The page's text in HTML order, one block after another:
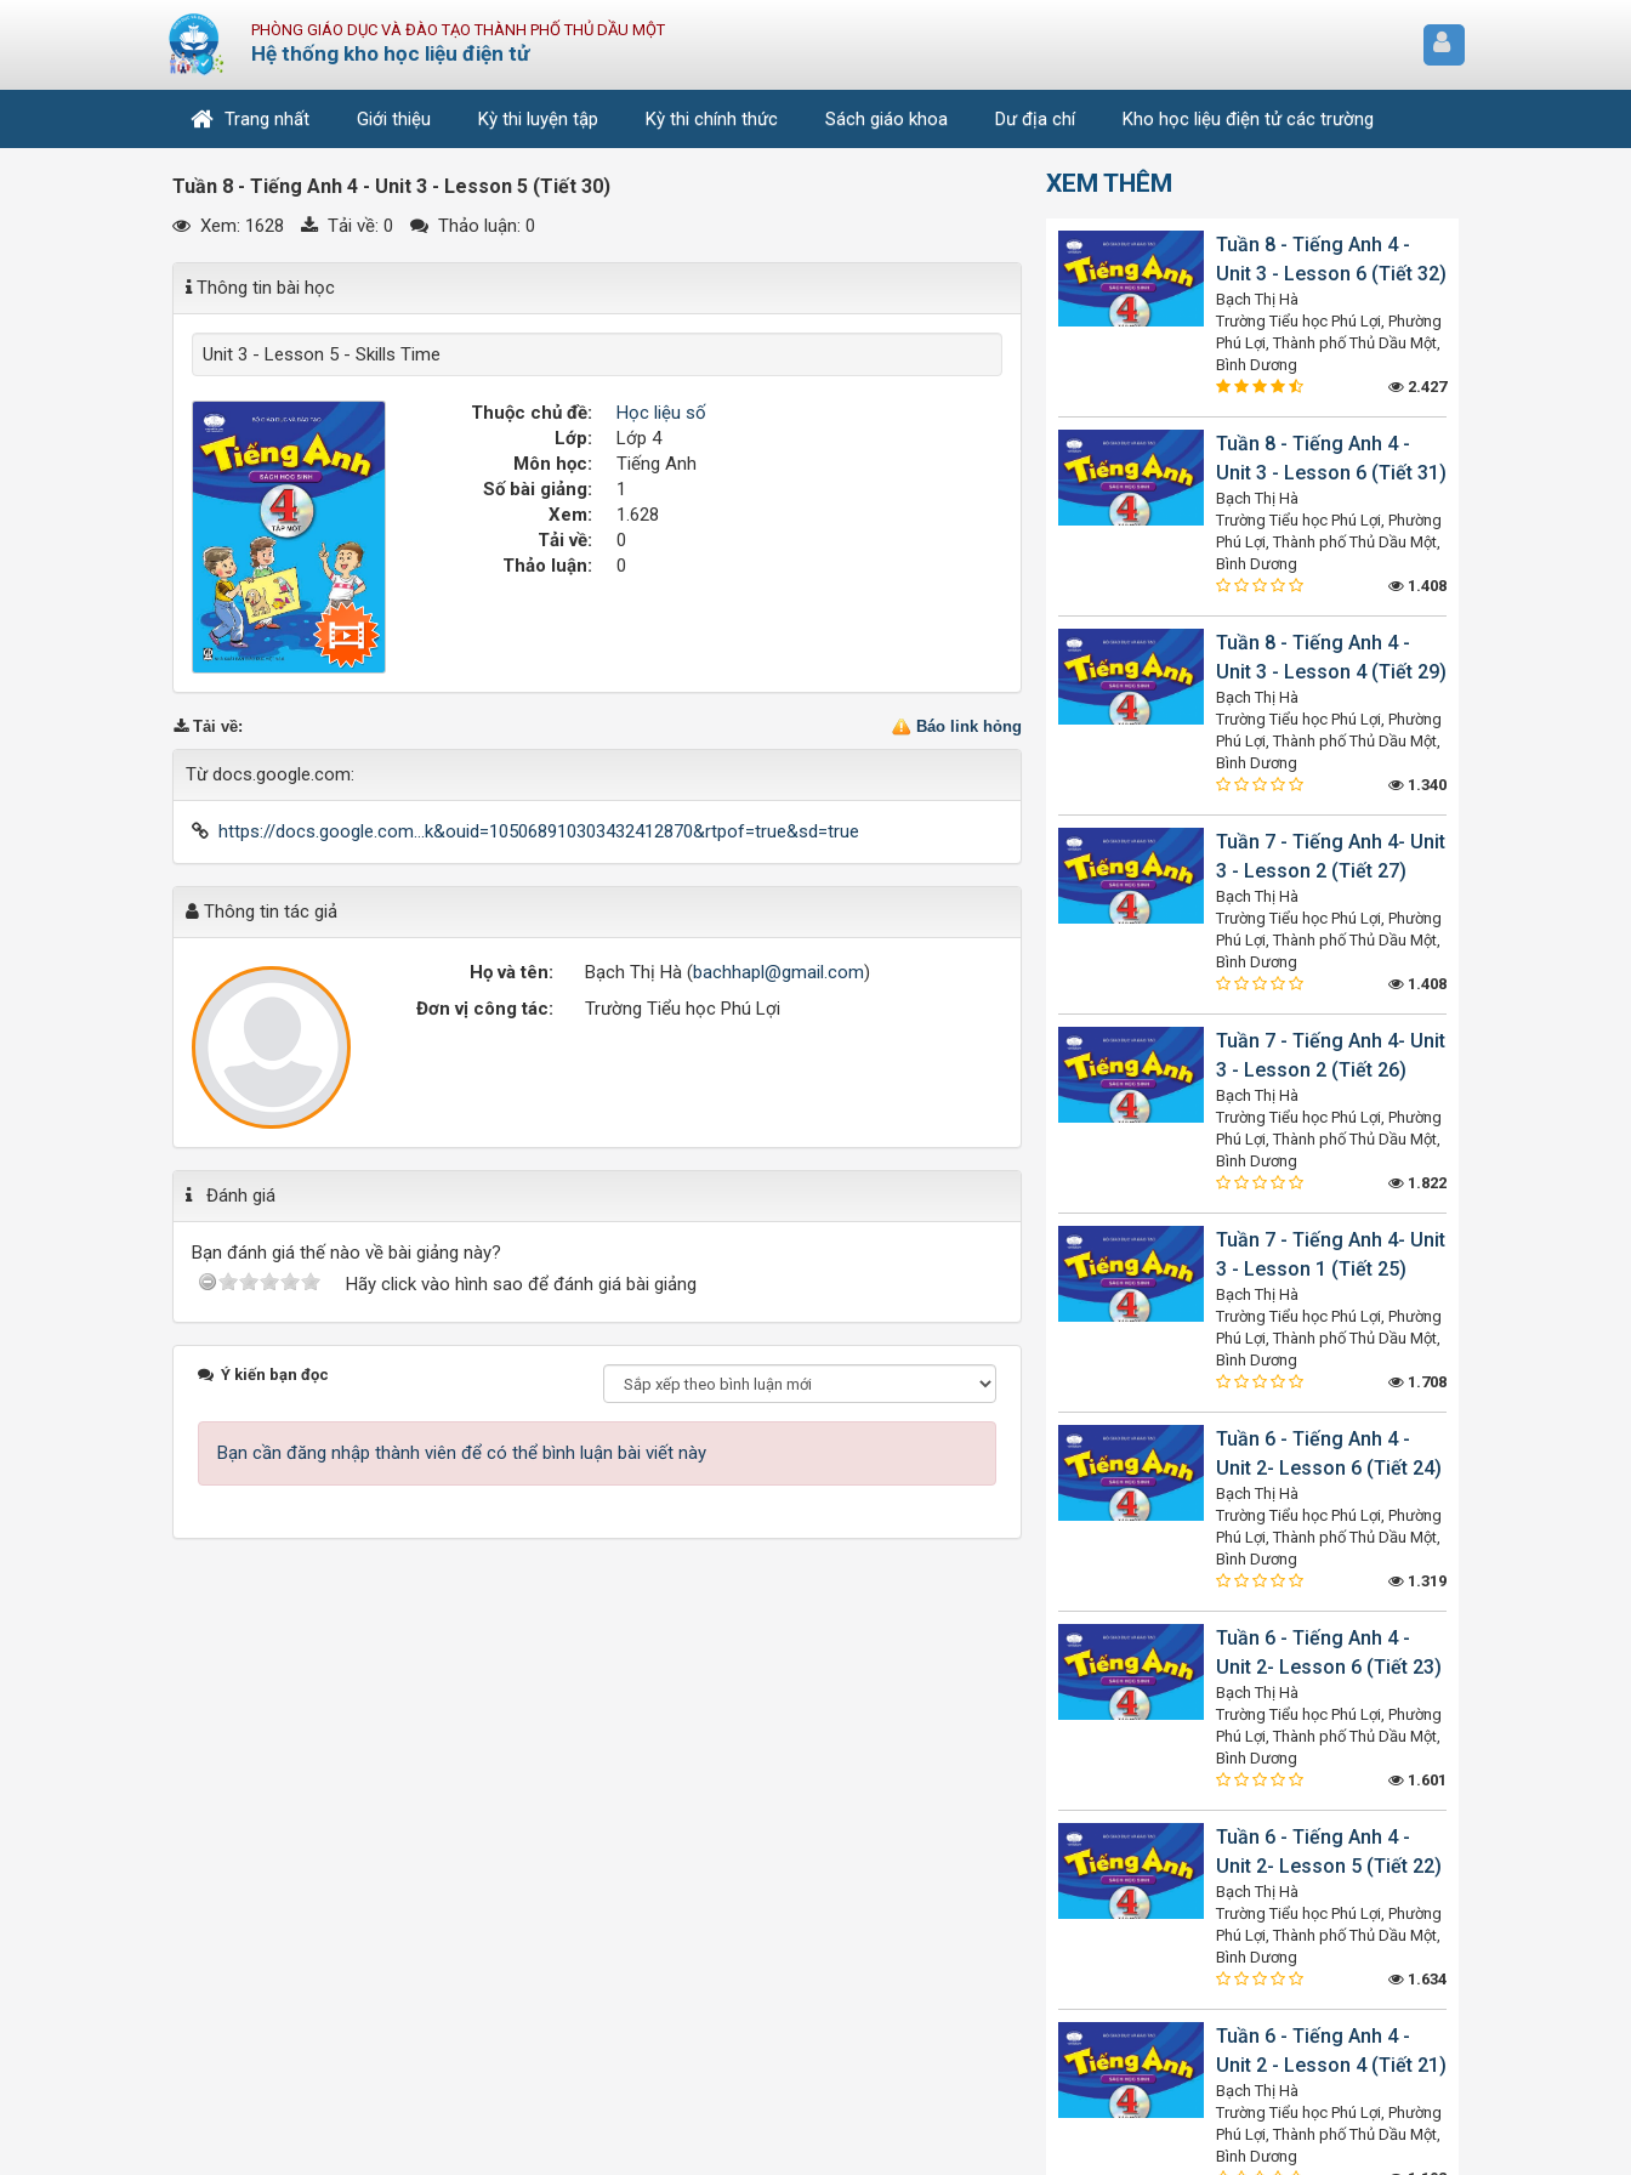
PHÒNG GIÁO DỤC VÀ ĐÀO TẠO THÀNH PHỐ THỦ DẦU MỘT
Hệ thống kho học liệu điện tử
Trang nhất Giới thiệu Kỳ thi luyện tập Kỳ thi chính thức Sách giáo khoa Dư địa chí Kho học liệu điện tử các trường
Tuần 8 - Tiếng Anh 4 - Unit 3 - Lesson 5 (Tiết 30)
Xem: 1628 Tải về: 0 Thảo luận: 0
Thông tin bài học
Unit 3 - Lesson 5 - Skills Time
Thuộc chủ đề:
Học liệu số
Lớp:
Lớp 4
Môn học:
Tiếng Anh
Số bài giảng:
1
Xem:
1.628
Tải về:
0
Thảo luận:
0
Báo link hỏng
Tải về:
Từ docs.google.com:
https://docs.google.com...k&ouid=105068910303432412870&rtpof=true&sd=true
Thông tin tác giả
Họ và tên: Bạch Thị Hà (bachhapl@gmail.com)
Đơn vị công tác:
Trường Tiểu học Phú Lợi
Đánh giá
Bạn đánh giá thế nào về bài giảng này?
Hãy click vào hình sao để đánh giá bài giảng
Ý kiến bạn đọc
Bạn cần đăng nhập thành viên để có thể bình luận bài viết này
XEM THÊM
Tuần 8 - Tiếng Anh 4 -
Unit 3 - Lesson 6 (Tiết 32)
Bạch Thị Hà
Trường Tiểu học Phú Lợi, Phường
Phú Lợi, Thành phố Thủ Dầu Một,
Bình Dương
2.427
Tuần 8 - Tiếng Anh 4 -
Unit 3 - Lesson 6 (Tiết 31)
Bạch Thị Hà
Trường Tiểu học Phú Lợi, Phường
Phú Lợi, Thành phố Thủ Dầu Một,
Bình Dương
1.408
Tuần 8 - Tiếng Anh 4 -
Unit 3 - Lesson 4 (Tiết 29)
Bạch Thị Hà
Trường Tiểu học Phú Lợi, Phường
Phú Lợi, Thành phố Thủ Dầu Một,
Bình Dương
1.340
Tuần 7 - Tiếng Anh 4- Unit
3 - Lesson 2 (Tiết 27)
Bạch Thị Hà
Trường Tiểu học Phú Lợi, Phường
Phú Lợi, Thành phố Thủ Dầu Một,
Bình Dương
1.408
Tuần 7 - Tiếng Anh 4- Unit
3 - Lesson 2 (Tiết 26)
Bạch Thị Hà
Trường Tiểu học Phú Lợi, Phường
Phú Lợi, Thành phố Thủ Dầu Một,
Bình Dương
1.822
Tuần 7 - Tiếng Anh 4- Unit
3 - Lesson 1 (Tiết 25)
Bạch Thị Hà
Trường Tiểu học Phú Lợi, Phường
Phú Lợi, Thành phố Thủ Dầu Một,
Bình Dương
1.708
Tuần 6 - Tiếng Anh 4 -
Unit 2- Lesson 6 (Tiết 24)
Bạch Thị Hà
Trường Tiểu học Phú Lợi, Phường
Phú Lợi, Thành phố Thủ Dầu Một,
Bình Dương
1.319
Tuần 6 - Tiếng Anh 4 -
Unit 2- Lesson 6 (Tiết 23)
Bạch Thị Hà
Trường Tiểu học Phú Lợi, Phường
Phú Lợi, Thành phố Thủ Dầu Một,
Bình Dương
1.601
Tuần 6 - Tiếng Anh 4 -
Unit 2- Lesson 5 (Tiết 22)
Bạch Thị Hà
Trường Tiểu học Phú Lợi, Phường
Phú Lợi, Thành phố Thủ Dầu Một,
Bình Dương
1.634
Tuần 6 - Tiếng Anh 4 -
Unit 2 - Lesson 4 (Tiết 21)
Bạch Thị Hà
Trường Tiểu học Phú Lợi, Phường
Phú Lợi, Thành phố Thủ Dầu Một,
Bình Dương